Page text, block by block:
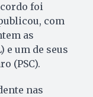
foi
com
as
e um de seus
(PSC).
nas